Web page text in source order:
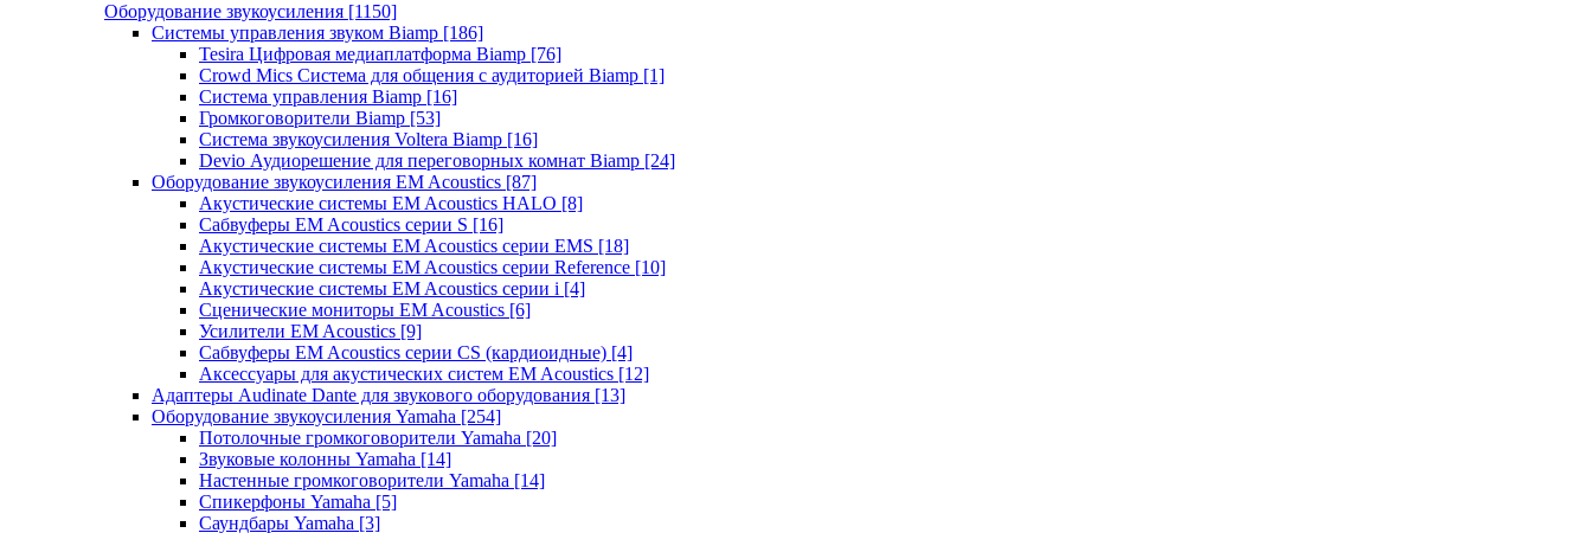
Оборудование звукоусиления [1150]
Системы управления звуком Biamp [186]
Tesira Цифровая медиаплатформа Biamp [76]
Crowd Mics Система для общения с аудиторией Biamp [1]
Система управления Biamp [16]
Громкоговорители Biamp [53]
Система звукоусиления Voltera Biamp [16]
Devio Аудиорешение для переговорных комнат Biamp [24]
Оборудование звукоусиления EM Acoustics [87]
Акустические системы EM Acoustics HALO [8]
Сабвуферы EM Acoustics серии S [16]
Акустические системы EM Acoustics серии EMS [18]
Акустические системы EM Acoustics серии Reference [10]
Акустические системы EM Acoustics серии i [4]
Сценические мониторы EM Acoustics [6]
Усилители EM Acoustics [9]
Сабвуферы EM Acoustics серии CS (кардиоидные) [4]
Аксессуары для акустических систем EM Acoustics [12]
Адаптеры Audinate Dante для звукового оборудования [13]
Оборудование звукоусиления Yamaha [254]
Потолочные громкоговорители Yamaha [20]
Звуковые колонны Yamaha [14]
Настенные громкоговорители Yamaha [14]
Спикерфоны Yamaha [5]
Саундбары Yamaha [3]